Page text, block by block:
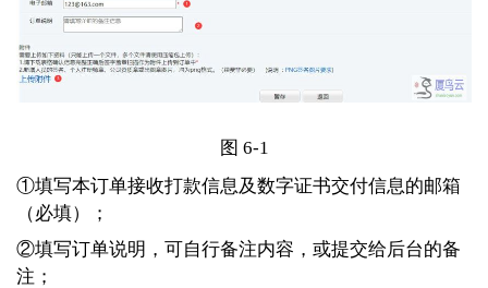
图 6-1
①填写本订单接收打款信息及数字证书交付信息的邮箱
（必填）；
②填写订单说明，可自行备注内容，或提交给后台的备
注；